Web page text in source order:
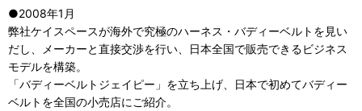
●2008年1月
弊社ケイスペースが海外で究極のハーネス・バディーベルトを見い
だし、メーカーと直接交渉を行い、日本全国で販売できるビジネス
モデルを構築。
「バディーベルトジェイピー」を立ち上げ、日本で初めてバディー
ベルトを全国の小売店にご紹介。